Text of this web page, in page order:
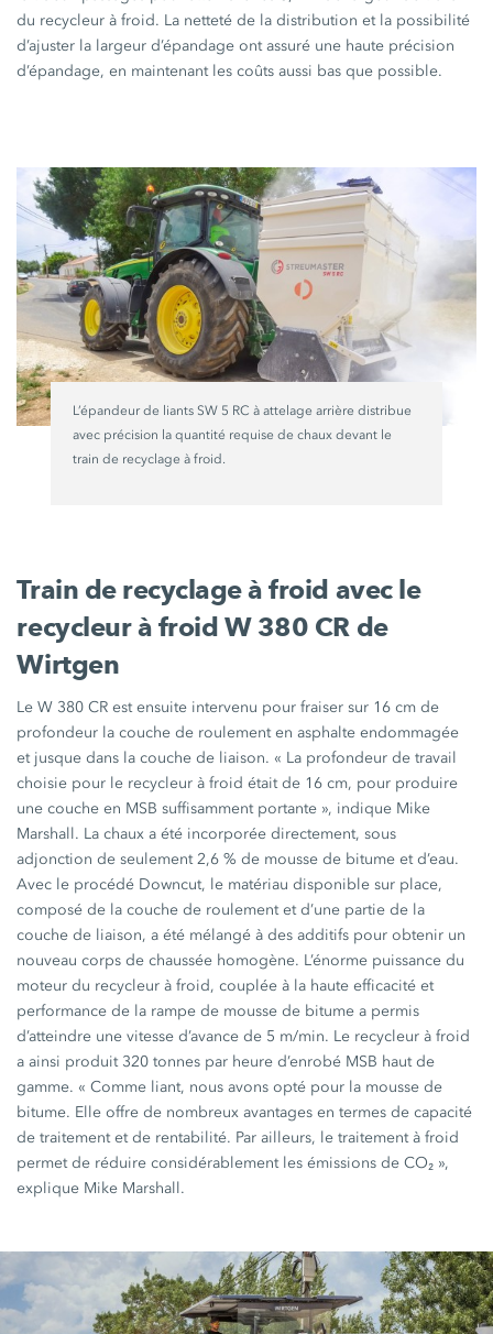
du recycleur à froid. La netteté de la distribution et la possibilité
d’ajuster la largeur d’épandage ont assuré une haute précision
d’épandage, en maintenant les coûts aussi bas que possible.
L’épandeur de liants SW 5 RC à attelage arrière distribue
avec précision la quantité requise de chaux devant le
train de recyclage à froid.
Train de recyclage à froid avec le
recycleur à froid W 380 CR de
Wirtgen
Le W 380 CR est ensuite intervenu pour fraiser sur 16 cm de
profondeur la couche de roulement en asphalte endommagée
et jusque dans la couche de liaison. « La profondeur de travail
choisie pour le recycleur à froid était de 16 cm, pour produire
une couche en MSB suffisamment portante », indique Mike
Marshall. La chaux a été incorporée directement, sous
adjonction de seulement2,6 % de mousse de bitume et d’eau.
Avec le procédé Downcut, le matériau disponible sur place,
composé de la couche de roulement et d’une partie de la
couche de liaison, a été mélangé à des additifs pour obtenir un
nouveau corps de chaussée homogène. L’énorme puissance du
moteur du recycleur à froid, couplée à la haute efficacité et
performance de la rampe de mousse de bitume a permis
d’atteindre une vitesse d’avance de 5 m/min. Le recycleur à froid
a ainsi produit 320 tonnes par heure d’enrobé MSB haut de
gamme. « Comme liant, nous avons opté pour la mousse de
bitume. Elle offre de nombreux avantages en termes de capacité
de traitement et de rentabilité. Par ailleurs, le traitement à froid
permet de réduire considérablement les émissions deCO₂ »,
explique Mike Marshall.